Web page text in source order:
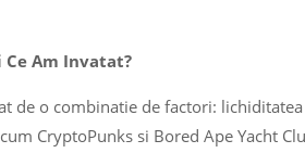
Ce Am Invatat?
de o combinatie de factori:
CryptoPunks si Bored Ape Yacht